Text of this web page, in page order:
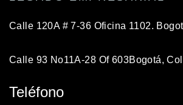
Calle 120A # 7-36 Oficina 1102.
Calle 93 No11A-28 Of 603Bogotá,
Teléfono